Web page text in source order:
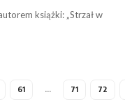
książki: „Strzał w
61 … 71 72